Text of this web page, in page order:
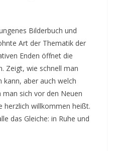
Bilderbuch und
Art der Thematik der
Enden öffnet die
Zeigt, wie schnell man
kann, aber auch welch
sich vor den Neuen
herzlich willkommen heißt.
das Gleiche: in Ruhe und